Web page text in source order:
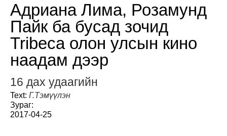
Адриана Лима, Розамунд
Пайк ба бусад зочид
Tribeca олон улсын кино
наадам дээр
16 дах удаагийн
Text: Г.Тэмүүлэн
Зураг:
2017-04-25